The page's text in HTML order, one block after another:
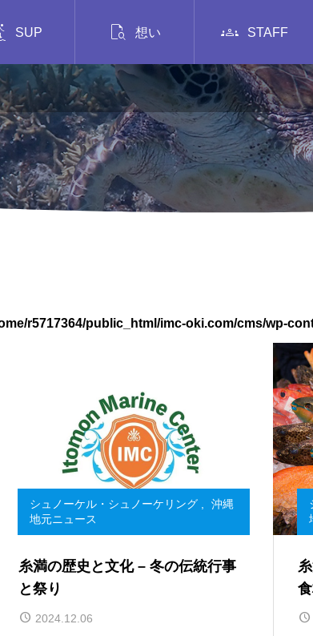
SUP  想い  STAFF
r5717364/public_html/imc-oki.com/cms/wp-
シュノーケル・シュノーケリング
沖縄
地元ニュース
糸満の歴史と文化 – 冬の伝統行事
と祭り
2024.12.06